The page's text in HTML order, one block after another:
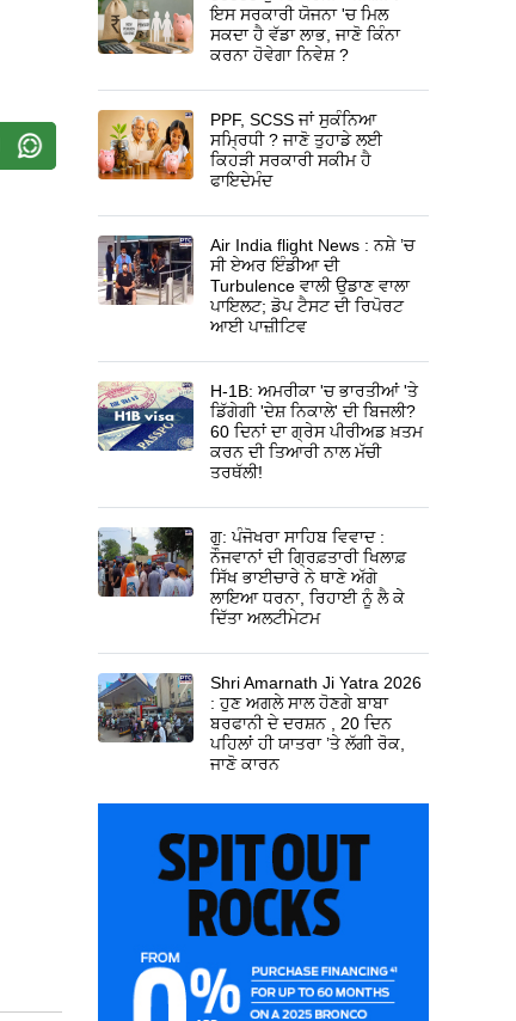
ਇਸ ਸਰਕਾਰੀ ਯੋਜਨਾ 'ਚ ਮਿਲ
ਸਕਦਾ ਹੈ ਵੱਡਾ ਲਾਭ, ਜਾਣੋ ਕਿੰਨਾ
ਕਰਨਾ ਹੋਵੇਗਾ ਨਿਵੇਸ਼ ?
PPF, SCSS ਜਾਂ ਸੁਕੰਨਿਆ
ਸਮ੍ਰਿਧੀ ? ਜਾਣੋ ਤੁਹਾਡੇ ਲਈ
ਕਿਹੜੀ ਸਰਕਾਰੀ ਸਕੀਮ ਹੈ
ਫਾਇਦੇਮੰਦ
Air India flight News : ਨਸ਼ੇ ’ਚ
ਸੀ ਏਅਰ ਇੰਡੀਆ ਦੀ
Turbulence ਵਾਲੀ ਉਡਾਣ ਵਾਲਾ
ਪਾਇਲਟ; ਡੋਪ ਟੈਸਟ ਦੀ ਰਿਪੋਰਟ
ਆਈ ਪਾਜ਼ੀਟਿਵ
H-1B: ਅਮਰੀਕਾ 'ਚ ਭਾਰਤੀਆਂ 'ਤੇ
ਡਿੱਗੇਗੀ 'ਦੇਸ਼ ਨਿਕਾਲੇ' ਦੀ ਬਿਜਲੀ?
60 ਦਿਨਾਂ ਦਾ ਗ੍ਰੇਸ ਪੀਰੀਅਡ ਖ਼ਤਮ
ਕਰਨ ਦੀ ਤਿਆਰੀ ਨਾਲ ਮੱਚੀ
ਤਰਥੱਲੀ!
ਗੁ: ਪੰਜੋਖਰਾ ਸਾਹਿਬ ਵਿਵਾਦ :
ਨੌਜਵਾਨਾਂ ਦੀ ਗ੍ਰਿਫ਼ਤਾਰੀ ਖਿਲਾਫ਼
ਸਿੱਖ ਭਾਈਚਾਰੇ ਨੇ ਥਾਣੇ ਅੱਗੇ
ਲਾਇਆ ਧਰਨਾ, ਰਿਹਾਈ ਨੂੰ ਲੈ ਕੇ
ਦਿੱਤਾ ਅਲਟੀਮੇਟਮ
Shri Amarnath Ji Yatra 2026
: ਹੁਣ ਅਗਲੇ ਸਾਲ ਹੋਣਗੇ ਬਾਬਾ
ਬਰਫਾਨੀ ਦੇ ਦਰਸ਼ਨ , 20 ਦਿਨ
ਪਹਿਲਾਂ ਹੀ ਯਾਤਰਾ ’ਤੇ ਲੱਗੀ ਰੋਕ,
ਜਾਣੋ ਕਾਰਨ